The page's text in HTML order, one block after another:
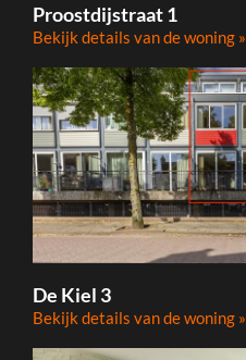
Proostdijstraat 1
Bekijk details van de woning »
De Kiel 3
Bekijk details van de woning »